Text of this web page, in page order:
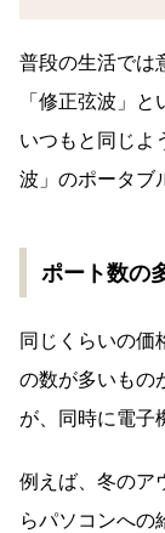
普段の生活では
「修正弦波」
いつもと同じよ
波」のポータブ
ポート数の
同じくらいの価
の数が多いもの
が、同時に電子
例えば、冬のア
らパソコンへの